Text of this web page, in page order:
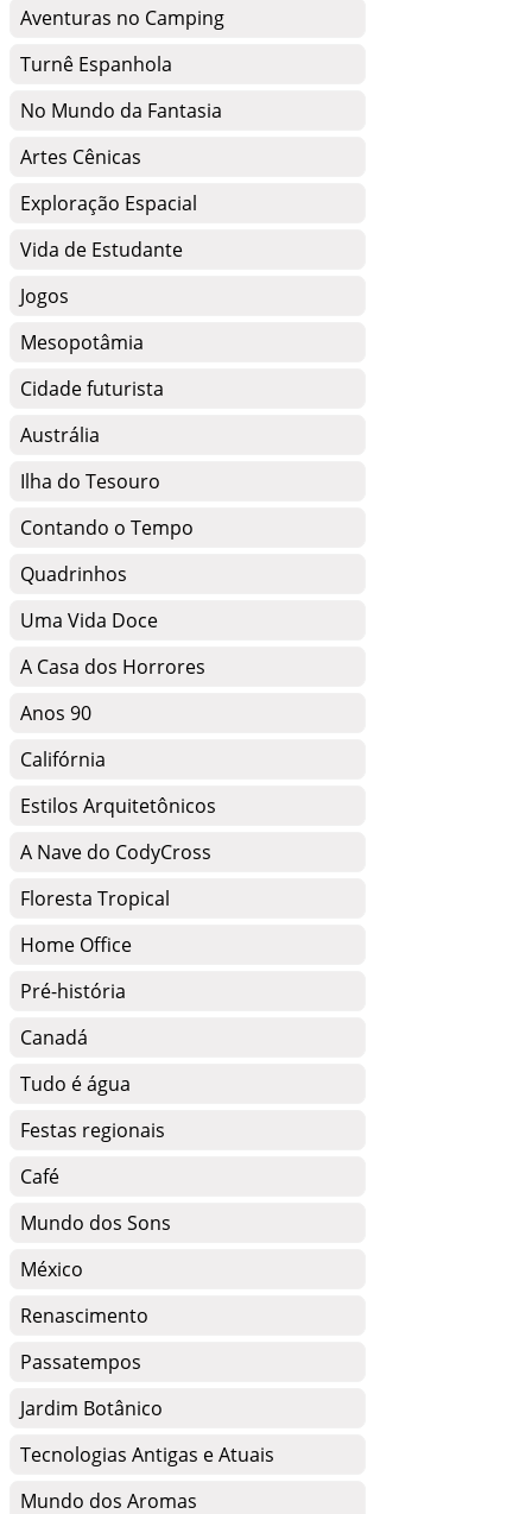
Aventuras no Camping
Turnê Espanhola
No Mundo da Fantasia
Artes Cênicas
Exploração Espacial
Vida de Estudante
Jogos
Mesopotâmia
Cidade futurista
Austrália
Ilha do Tesouro
Contando o Tempo
Quadrinhos
Uma Vida Doce
A Casa dos Horrores
Anos 90
Califórnia
Estilos Arquitetônicos
A Nave do CodyCross
Floresta Tropical
Home Office
Pré-história
Canadá
Tudo é água
Festas regionais
Café
Mundo dos Sons
México
Renascimento
Passatempos
Jardim Botânico
Tecnologias Antigas e Atuais
Mundo dos Aromas